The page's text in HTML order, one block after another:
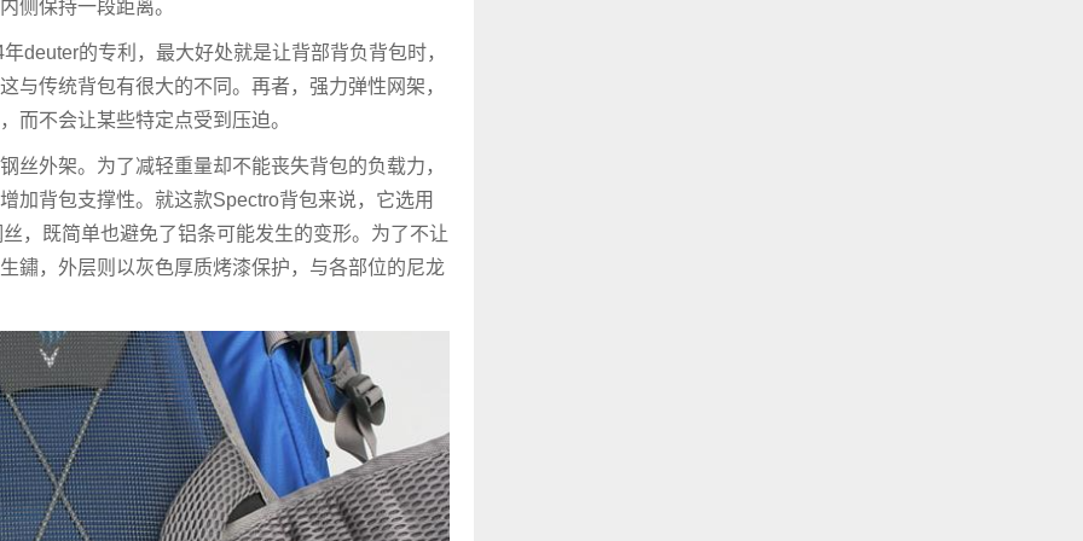
侧保持一段距离。
deuter的专利，最大好处就是让背部背负背包时，
与传统背包有很大的不同。再者，强力弹性网架，
而不会让某些特定点受到压迫。
丝外架。为了减轻重量却不能丧失背包的负载力，
加背包支撑性。就这款Spectro背包来说，它选用
，既简单也避免了铝条可能发生的变形。为了不让
鏽，外层则以灰色厚质烤漆保护，与各部位的尼龙